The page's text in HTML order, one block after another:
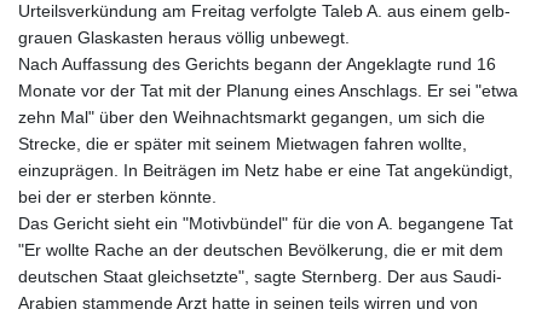
Urteilsverkündung am Freitag verfolgte Taleb A. aus einem gelb-
grauen Glaskasten heraus völlig unbewegt.
Nach Auffassung des Gerichts begann der Angeklagte rund 16
Monate vor der Tat mit der Planung eines Anschlags. Er sei "etwa
zehn Mal" über den Weihnachtsmarkt gegangen, um sich die
Strecke, die er später mit seinem Mietwagen fahren wollte,
einzuprägen. In Beiträgen im Netz habe er eine Tat angekündigt,
bei der er sterben könnte.
Das Gericht sieht ein "Motivbündel" für die von A. begangene Tat
"Er wollte Rache an der deutschen Bevölkerung, die er mit dem
deutschen Staat gleichsetzte", sagte Sternberg. Der aus Saudi-
Arabien stammende Arzt hatte in seinen teils wirren und von